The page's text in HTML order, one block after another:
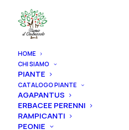
HOME
CHI SIAMO
PIANTE
CATALOGO PIANTE
AGAPANTUS
ERBACEE PERENNI
RAMPICANTI
PEONIE